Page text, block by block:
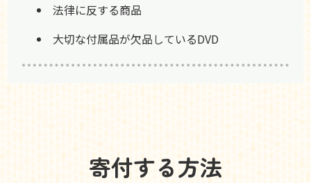
法律に反する商品
大切な付属品が欠品しているDVD
寄付する方法